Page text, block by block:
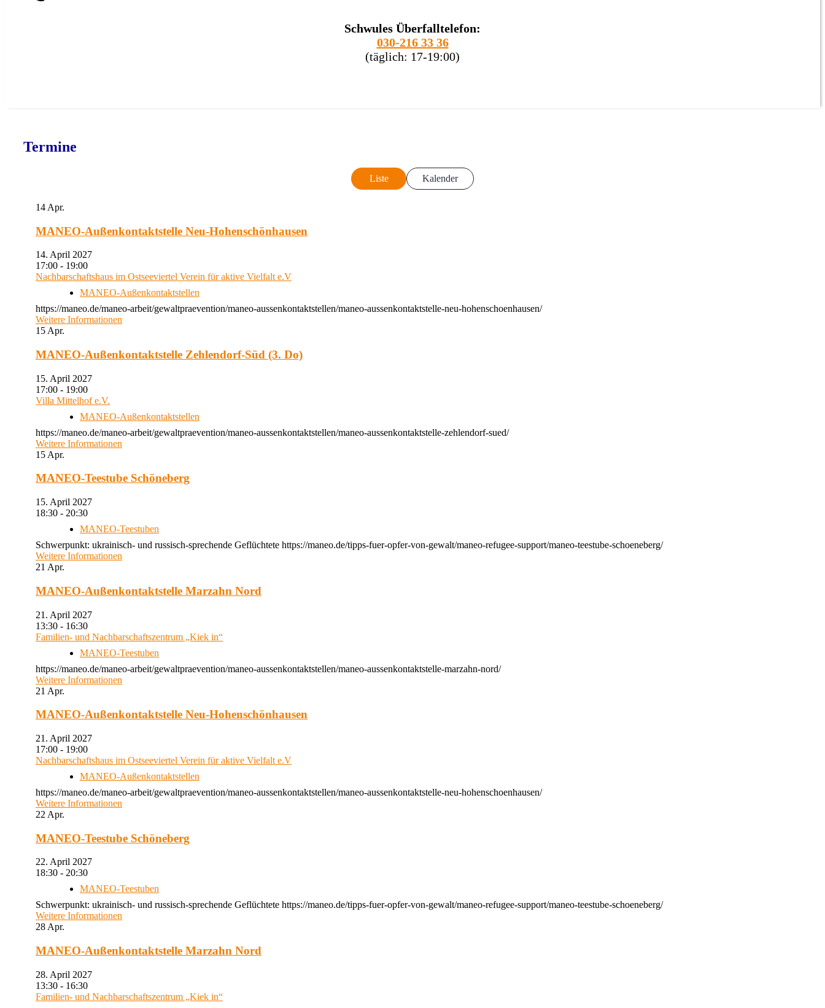
Schwules Überfalltelefon:
030-216 33 36
(täglich: 17-19:00)
Termine
Liste Kalender
14 Apr.
MANEO-Außenkontaktstelle Neu-Hohenschönhausen
14. April 2027
17:00 - 19:00
Nachbarschaftshaus im Ostseeviertel Verein für aktive Vielfalt e.V
MANEO-Außenkontaktstellen
https://maneo.de/maneo-arbeit/gewaltpraevention/maneo-aussenkontaktstellen/maneo-aussenkontaktstelle-neu-hohenschoenhausen/
Weitere Informationen
15 Apr.
MANEO-Außenkontaktstelle Zehlendorf-Süd (3. Do)
15. April 2027
17:00 - 19:00
Villa Mittelhof e.V.
MANEO-Außenkontaktstellen
https://maneo.de/maneo-arbeit/gewaltpraevention/maneo-aussenkontaktstellen/maneo-aussenkontaktstelle-zehlendorf-sued/
Weitere Informationen
15 Apr.
MANEO-Teestube Schöneberg
15. April 2027
18:30 - 20:30
MANEO-Teestuben
Schwerpunkt: ukrainisch- und russisch-sprechende Geflüchtete https://maneo.de/tipps-fuer-opfer-von-gewalt/maneo-refugee-support/maneo-teestube-schoeneberg/
Weitere Informationen
21 Apr.
MANEO-Außenkontaktstelle Marzahn Nord
21. April 2027
13:30 - 16:30
Familien- und Nachbarschaftszentrum „Kiek in“
MANEO-Teestuben
https://maneo.de/maneo-arbeit/gewaltpraevention/maneo-aussenkontaktstellen/maneo-aussenkontaktstelle-marzahn-nord/
Weitere Informationen
21 Apr.
MANEO-Außenkontaktstelle Neu-Hohenschönhausen
21. April 2027
17:00 - 19:00
Nachbarschaftshaus im Ostseeviertel Verein für aktive Vielfalt e.V
MANEO-Außenkontaktstellen
https://maneo.de/maneo-arbeit/gewaltpraevention/maneo-aussenkontaktstellen/maneo-aussenkontaktstelle-neu-hohenschoenhausen/
Weitere Informationen
22 Apr.
MANEO-Teestube Schöneberg
22. April 2027
18:30 - 20:30
MANEO-Teestuben
Schwerpunkt: ukrainisch- und russisch-sprechende Geflüchtete https://maneo.de/tipps-fuer-opfer-von-gewalt/maneo-refugee-support/maneo-teestube-schoeneberg/
Weitere Informationen
28Apr.
MANEO-Außenkontaktstelle Marzahn Nord
28. April 2027
13:30 - 16:30
Familien- und Nachbarschaftszentrum „Kiek in“